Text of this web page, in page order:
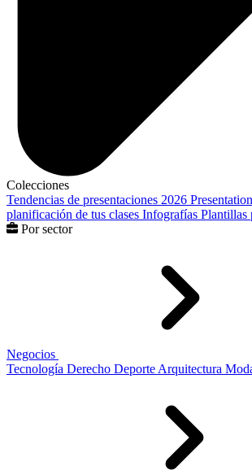
Colecciones
Tendencias de presentaciones 2026
planificación de tus clases Infografías Plantillas
Por sector
Negocios
Tecnología Derecho Deporte Arquitectura